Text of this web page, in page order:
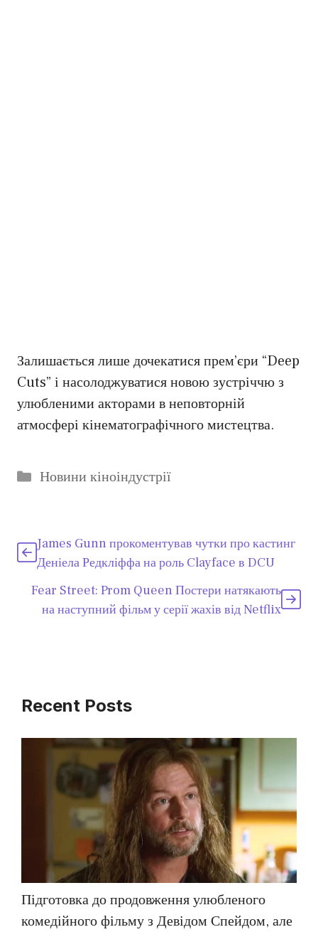
Залишається лише дочекатися прем’єри “Deep
Cuts” і насолоджуватися новою зустріччю з
улюбленими акторами в неповторній
атмосфері кінематографічного мистецтва.
Категорії
Новини кіноіндустрії
James Gunn прокоментував чутки про кастинг
Деніела Редкліффа на роль Clayface в DCU
Fear Street: Prom Queen Постери натякають
на наступний фільм у серії жахів від Netflix
Recent Posts
Підготовка до продовження улюбленого
комедійного фільму з Девідом Спейдом, але